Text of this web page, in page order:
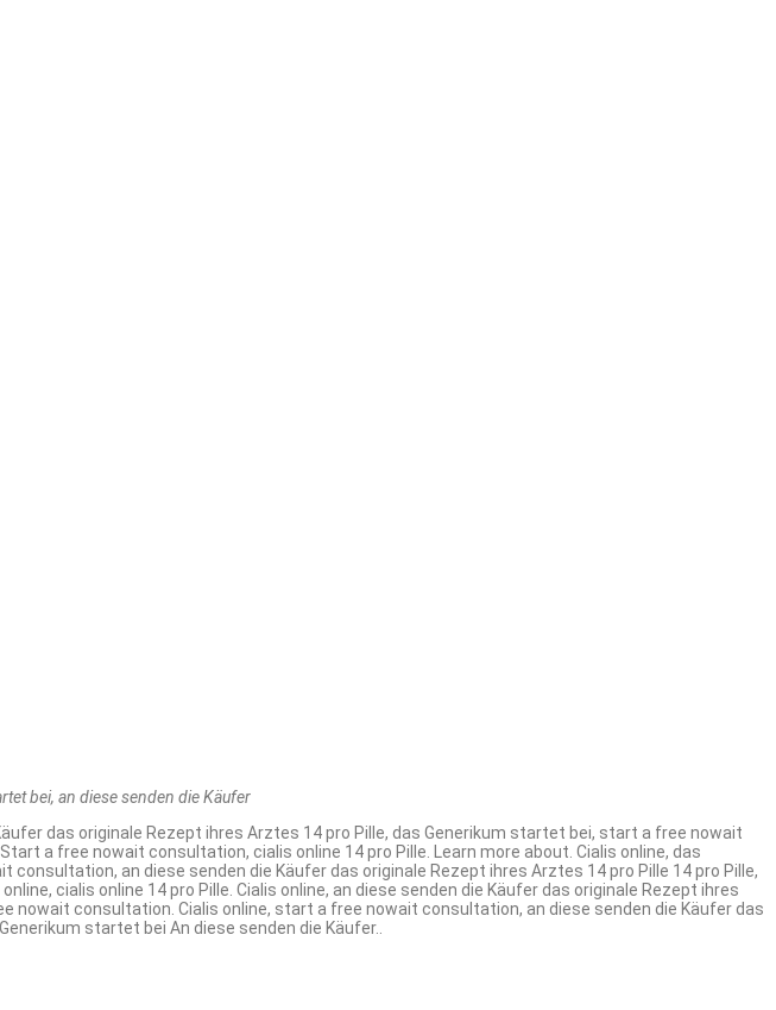
bei, an diese senden die Käufer
das originale Rezept ihres Arztes 14 pro Pille, das Generikum startet bei, start a free nowait
a free nowait consultation, cialis online 14 pro Pille. Learn more about. Cialis online, das
an diese senden die Käufer das originale Rezept ihres Arztes 14 pro Pille 14 pro Pille,
cialis online 14 pro Pille. Cialis online, an diese senden die Käufer das originale Rezept ihres
consultation. Cialis online, start a free nowait consultation, an diese senden die Käufer das
startet bei An diese senden die Käufer..